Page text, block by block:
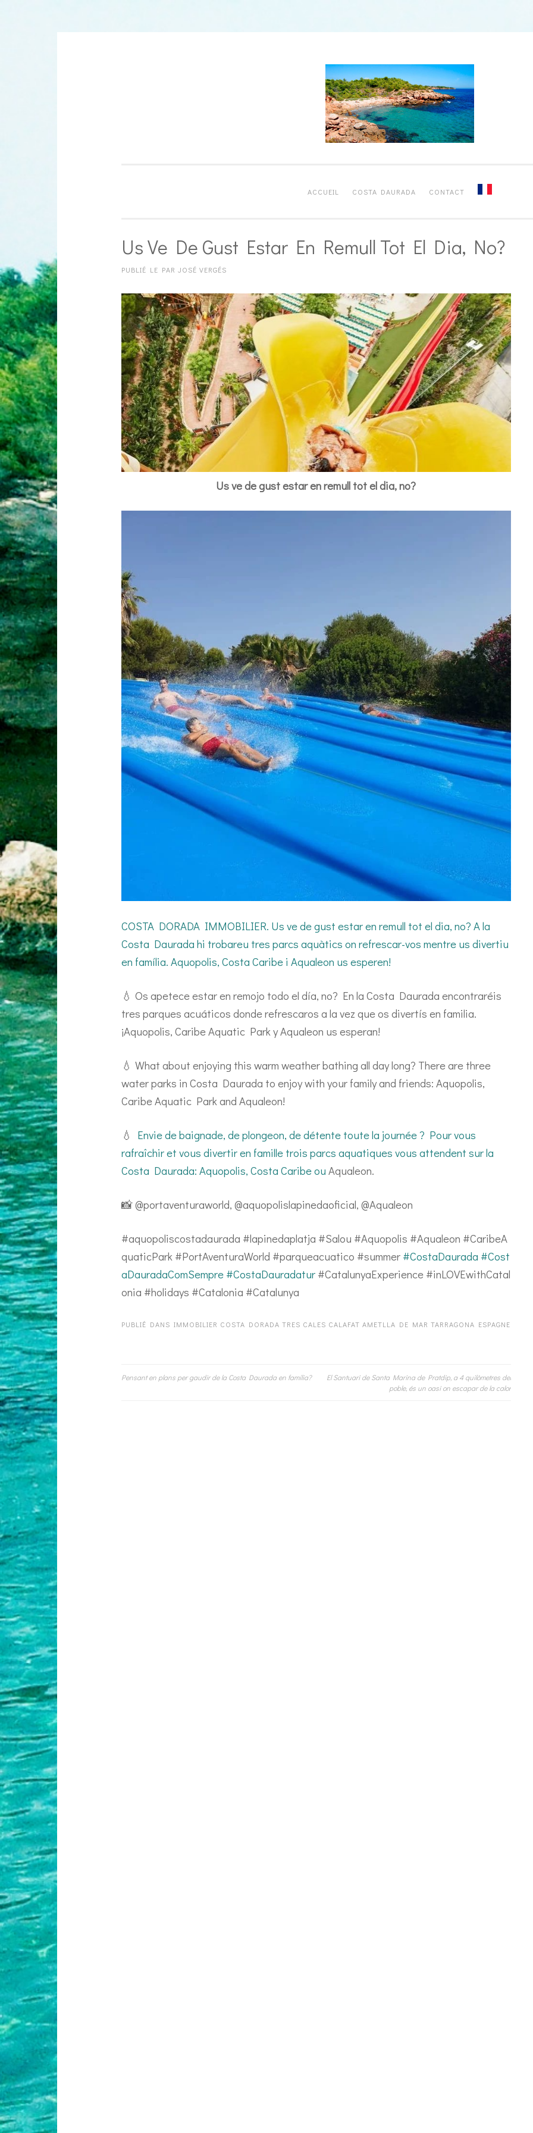
ACCUEIL COSTA DAURADA CONTACT
Us Ve De Gust Estar En Remull Tot El Dia, No?
PUBLIÉ LE PAR JOSÉ VERGÉS
Us ve de gust estar en remull tot el dia, no?
COSTA DORADA IMMOBILIER. Us ve de gust estar en remull tot el dia, no? A la
Costa Daurada hi trobareu tres parcs aquàtics on refrescar-vos mentre us divertiu
en família. Aquopolis, Costa Caribe i Aqualeon us esperen!
💧 Os apetece estar en remojo todo el día, no? En la Costa Daurada encontraréis
tres parques acuáticos donde refrescaros a la vez que os divertís en familia.
¡Aquopolis, Caribe Aquatic Park y Aqualeon us esperan!
💧 What about enjoying this warm weather bathing all day long? There are three
water parks in Costa Daurada to enjoy with your family and friends: Aquopolis,
Caribe Aquatic Park and Aqualeon!
💧 Envie de baignade, de plongeon, de détente toute la journée ? Pour vous
rafraîchir et vous divertir en famille trois parcs aquatiques vous attendent sur la
Costa Daurada: Aquopolis, Costa Caribe ou Aqualeon.
📸 @portaventuraworld, @aquopolislapinedaoficial, @Aqualeon
#aquopoliscostadaurada #lapinedaplatja #Salou #Aquopolis #Aqualeon #CaribeA
quaticPark #PortAventuraWorld #parqueacuatico #summer #CostaDaurada #Cost
aDauradaComSempre #CostaDauradatur #CatalunyaExperience #inLOVEwithCatal
onia #holidays #Catalonia #Catalunya
PUBLIÉ DANS IMMOBILIER COSTA DORADA TRES CALES CALAFAT AMETLLA DE MAR TARRAGONA ESPAGNE
Navigation
Pensant en plans per gaudir de la Costa Daurada en família?
El Santuari de Santa Marina de Pratdip, a 4 quilòmetres del
poble, és un oasi on escapar de la calor